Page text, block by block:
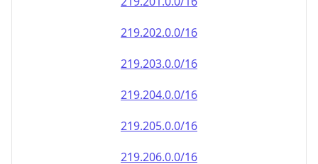
219.202.0.0/16
219.203.0.0/16
219.204.0.0/16
219.205.0.0/16
219.206.0.0/16